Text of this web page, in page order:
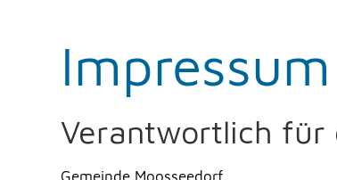
Impressum
Verantwortlich für